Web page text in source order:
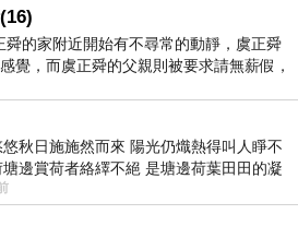
的家附近開始有不尋常的動靜，虞正舜
覺，而虞正舜的父親則被要求請無薪假，
悠秋日施施然而來 陽光仍熾熱得叫人睜不
塘邊賞荷者絡繹不絕 是塘邊荷葉田田的凝
逸的是映日荷花別樣紅